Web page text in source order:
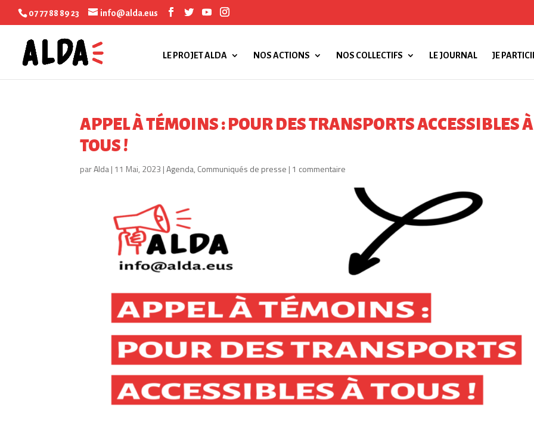
07 77 88 89 23 info@alda.eus
LE PROJET ALDA NOS ACTIONS NOS COLLECTIFS LE JOURNAL JE
APPEL À TÉMOINS : POUR DES TRANSPORTS ACCESSIBLES À
TOUS !
parAlda| 11 Mai, 2023 |Agenda, Communiqués de presse | 1 commentaire